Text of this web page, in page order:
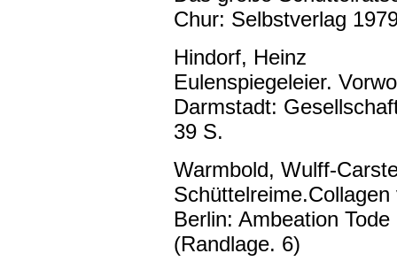
Chur: Selbstverlag
Hindorf, Heinz
Eulenspiegeleier.
Darmstadt:
39 S.
Warmbold, Wulff-
Berlin: Ambeation
(Randlage. 6)